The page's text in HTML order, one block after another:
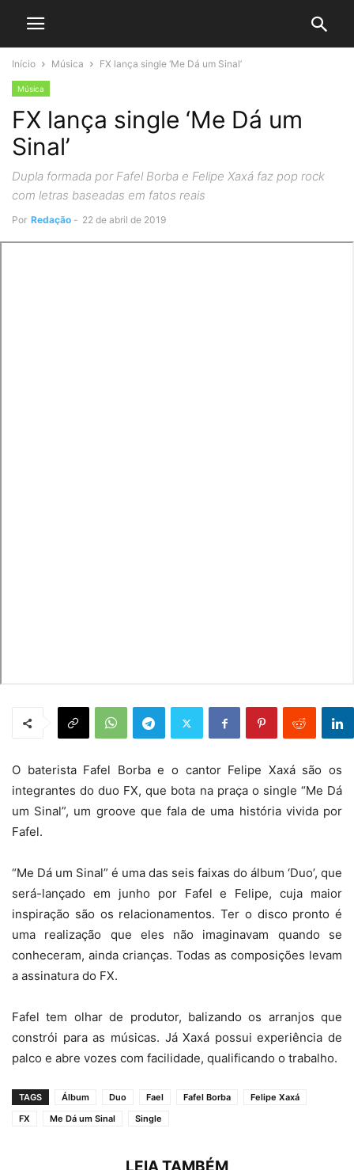
Início Música FX lança single ‘Me Dá um Sinal’
Música
FX lança single ‘Me Dá um
Sinal’
Dupla formada por Fafel Borba e Felipe Xaxá faz pop rock
com letras baseadas em fatos reais
Por Redação - 22 de abril de 2019
O baterista Fafel Borba e o cantor Felipe Xaxá são os
integrantes do duo FX, que bota na praça o single “Me Dá
um Sinal”, um groove que fala de uma história vivida por
Fafel.
“Me Dá um Sinal” é uma das seis faixas do álbum ‘Duo’, que
será-lançado em junho por Fafel e Felipe, cuja maior
inspiração são os relacionamentos. Ter o disco pronto é
uma realização que eles não imaginavam quando se
conheceram, ainda crianças. Todas as composições levam
a assinatura do FX.
Fafel tem olhar de produtor, balizando os arranjos que
constrói para as músicas. Já Xaxá possui experiência de
palco e abre vozes com facilidade, qualificando o trabalho.
TAGS Álbum Duo Fael Fafel Borba
Felipe Xaxá
FX
Me Dá um Sinal Single